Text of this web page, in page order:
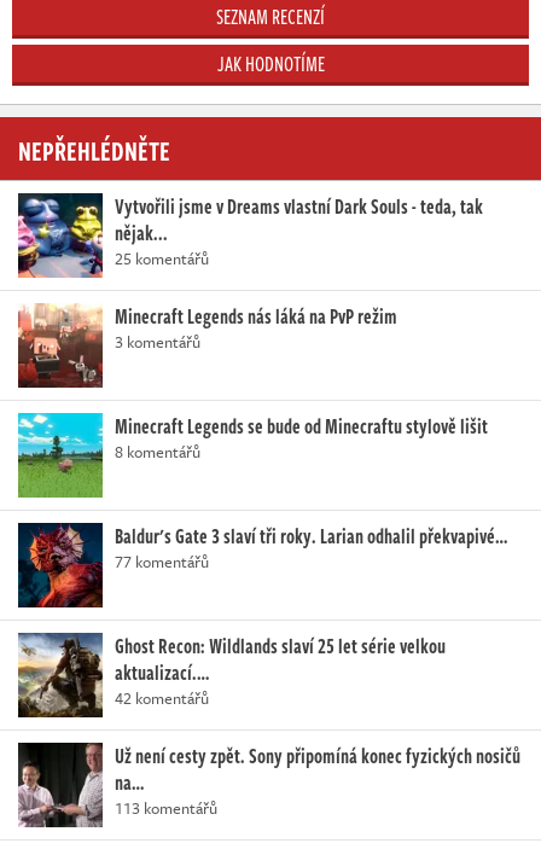
SEZNAM RECENZÍ
JAK HODNOTÍME
NEPŘEHLÉDNĚTE
Vytvořili jsme v Dreams vlastní Dark Souls - teda, tak
nějak...
25 komentářů
Minecraft Legends nás láká na PvP režim
3 komentářů
Minecraft Legends se bude od Minecraftu stylově lišit
8 komentářů
Baldur's Gate 3 slaví tři roky. Larian odhalil překvapivé…
77 komentářů
Ghost Recon: Wildlands slaví 25 let série velkou
aktualizací.…
42 komentářů
Už není cesty zpět. Sony připomíná konec fyzických nosičů
na…
113 komentářů